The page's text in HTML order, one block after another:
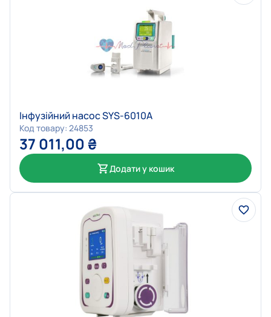
Інфузійний насос SYS-6010A
Код товару: 24853
37 011,00 ₴
Додати у кошик